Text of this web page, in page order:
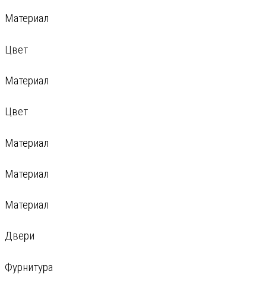
Материал
Цвет
Материал
Цвет
Материал
Материал
Материал
Двери
Фурнитура